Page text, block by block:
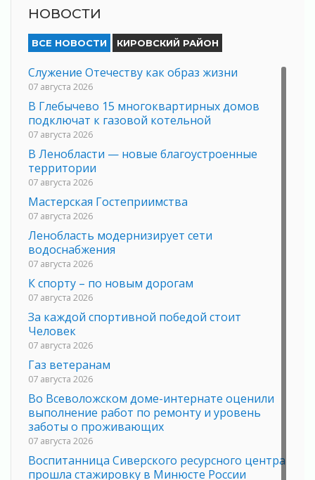
НОВОСТИ
ВСЕ НОВОСТИ КИРОВСКИЙ РАЙОН
Служение Отечеству как образ жизни
07 августа 2026
В Глебычево 15 многоквартирных домов
подключат к газовой котельной
07 августа 2026
В Ленобласти — новые благоустроенные
территории
07 августа 2026
Мастерская Гостеприимства
07 августа 2026
Ленобласть модернизирует сети
водоснабжения
07 августа 2026
К спорту – по новым дорогам
07 августа 2026
За каждой спортивной победой стоит
Человек
07 августа 2026
Газ ветеранам
07 августа 2026
Во Всеволожском доме-интернате оценили
выполнение работ по ремонту и уровень
заботы о проживающих
07 августа 2026
Воспитанница Сиверского ресурсного центра
прошла стажировку в Минюсте России